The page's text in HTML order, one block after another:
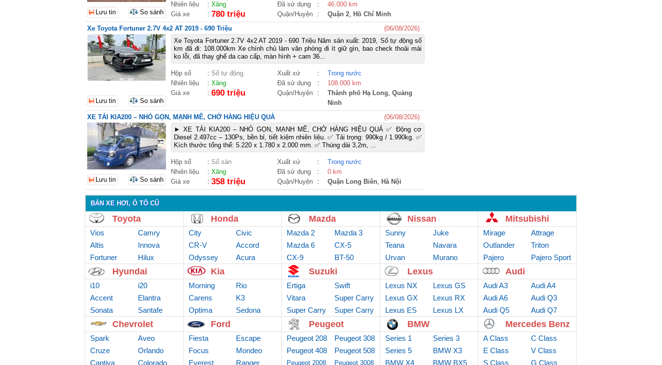
Nhiên liệu
: Xăng Đã sử dụng :
46.000 km
Giá xe
: 780 triệu Quận/Huyện : Quận 2, Hồ Chí Minh
Lưu tin So sánh
Xe Toyota Fortuner 2.7V 4x2 AT 2019 - 690 Triệu
(06/08/2026)
Xe Toyota Fortuner 2.7V 4x2 AT 2019 - 690 Triệu Năm sản xuất: 2019, Số tự động số
km đã đi: 108.000km Xe chính chủ làm văn phòng đi ít giữ gìn, bao check thoải mái
ko lỗi, đã thay ghế da cao cấp, màn hình + cam 36...
Hộp số : Số tự động Xuất xứ :
Trong nước
Nhiên liệu
: Xăng Đã sử dụng :
108.000 km
Giá xe
: 690 triệu Quận/Huyện : Thành phố Hạ Long, Quảng
Ninh
Lưu tin So sánh
XE TẢI KIA200 – NHỎ GỌN, MẠNH MẼ, CHỞ HÀNG HIỆU QUẢ
(06/08/2026)
► XE TẢI KIA200 – NHỎ GỌN, MẠNH MẼ, CHỞ HÀNG HIỆU QUẢ ✅ Động cơ
Diesel 2.497cc – 130Ps, bền bỉ, tiết kiệm nhiên liệu. ✅ Tải trọng: 990kg / 1.990kg. ✅
Kích thước tổng thể: 5.220 x 1.780 x 2.000 mm. ✅ Thùng dài 3,2m, ...
Hộp số : Số sàn Xuất xứ :
Trong nước
Nhiên liệu
: Xăng Đã sử dụng :
0 km
Giá xe
: 358 triệu Quận/Huyện : Quận Long Biên, Hà Nội
Lưu tin So sánh
BÁN XE HƠI, Ô TÔ CŨ
Toyota
Vios
Camry
Altis
Innova
Fortuner
Hilux
Honda
City
Civic
CR-V
Accord
Odyssey
Acura
Mazda
Mazda 2
Mazda 3
Mazda 6
CX-5
CX-9
BT-50
Nissan
Sunny
Juke
Teana
Navara
Urvan
Murano
Mitsubishi
Mirage
Attrage
Outlander
Sport
Triton
Pajero
Pajero Sport
Hyundai
i10
i20
Accent
Elantra
Sonata
Santafe
Kia
Morning
Rio
Carens
K3
Optima
Sedona
Suzuki
Ertiga
Swift
Vitara
Super Carry
Van
Super Carry
truck
Super Carry
Pro
Lexus
Lexus NX
Lexus GS
Lexus GX
Lexus RX
Lexus ES
Lexus LX
Audi
Audi A3
Audi A4
Audi A6
Audi Q3
Audi Q5
Audi Q7
Chevrolet
Spark
Aveo
Cruze
Orlando
Captiva
Colorado
Ford
Fiesta
Escape
Focus
Mondeo
Everest
Ranger
Peugeot
Peugeot 208
Peugeot 308
Peugeot 408
Peugeot 508
Peugeot 2008 Peugeot 3008
BMW
Series 1
Series 3
Series 5
BMW X3
BMW X4
BMW BX5
Mercedes Benz
A Class
C Class
E Class
V Class
S Class
G Class